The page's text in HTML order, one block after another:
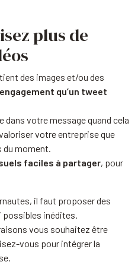
plus de
des images et/ou des
qu’un tweet
dans votre message quand cela
votre entreprise que
du moment.
faciles à partager, pour
il faut proposer des
inédites.
vous souhaitez être
vous pour intégrer la